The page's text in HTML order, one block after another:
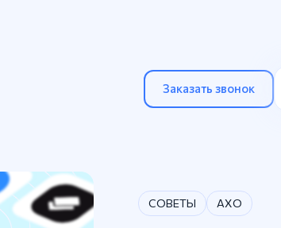
Заказать звонок
СОВЕТЫ АХО